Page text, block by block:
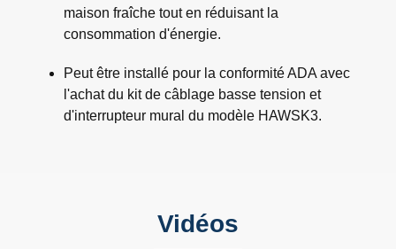
maison fraîche tout en réduisant la
consommation d'énergie.
Peut être installé pour la conformité ADA avec
l'achat du kit de câblage basse tension et
d'interrupteur mural du modèle HAWSK3.
Vidéos